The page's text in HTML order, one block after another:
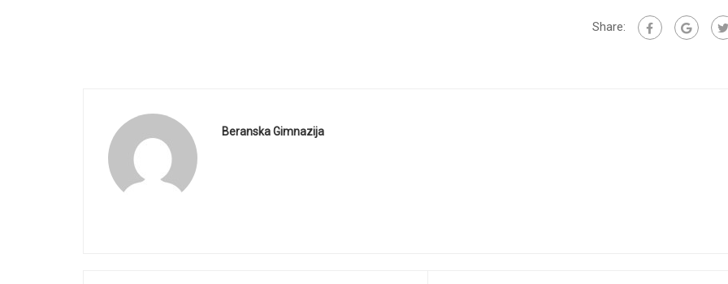
Share:
Beranska Gimnazija